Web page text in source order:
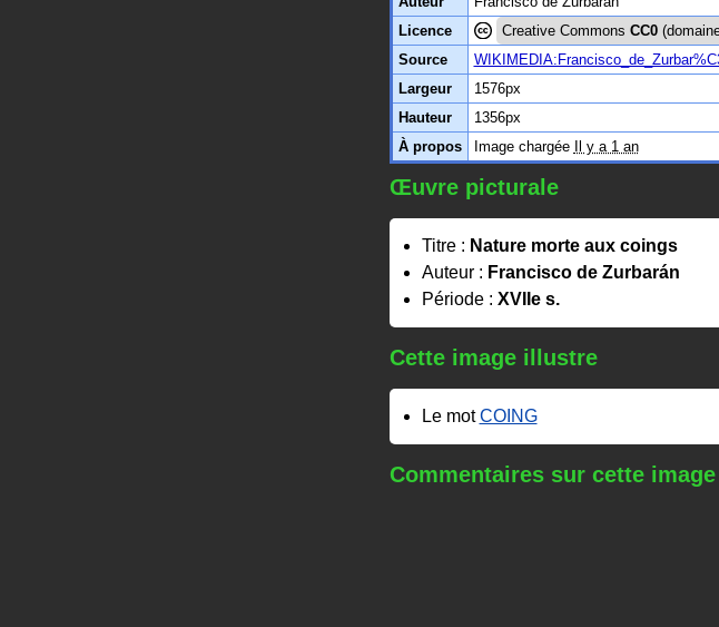
Licence
Creative Commons CC0
Source
Largeur
1576px
Hauteur
1356px
À propos
Image chargée Il y a 1 an
Œuvre picturale
Titre : Nature morte aux coings
Auteur : Francisco de Zurbarán
Période : XVIIe s.
Cette image illustre
Le motCOING
Commentaires sur cette image